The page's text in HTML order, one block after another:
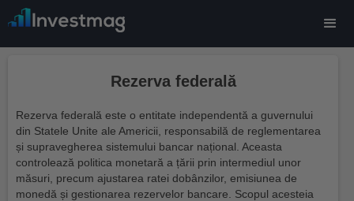
Rezerva federală
Rezerva federală este o entitate independentă a guvernului
din Statele Unite ale Americii, responsabilă de reglementarea
și supravegherea sistemului bancar național. Aceasta
controlează politica monetară a țării prin intermediul unor
măsuri, precum ajustarea ratei dobânzilor, emisiunea de
monedă și gestionarea rezervelor bancare. Scopul acesteia